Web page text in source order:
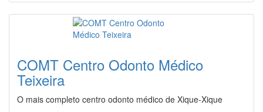
COMT Centro Odonto Médico
Teixeira
O mais completo centro odonto médico de Xique-Xique